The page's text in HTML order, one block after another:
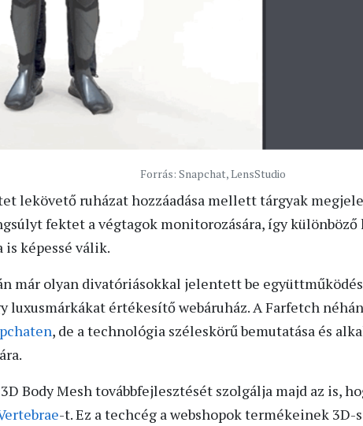
Forrás: Snapchat, LensStudio
lekövető ruházat hozzáadása mellett tárgyak
fektet a végtagok monitorozására, így
is képessé válik.
már olyan divatóriásokkal jelentett be
luxusmárkákat értékesítő webáruház. A Farfetch
, de a technológia széleskörű bemutatása és
Body Mesh továbbfejlesztését szolgálja majd az is,
-t. Ez a techcég a webshopok termékeinek